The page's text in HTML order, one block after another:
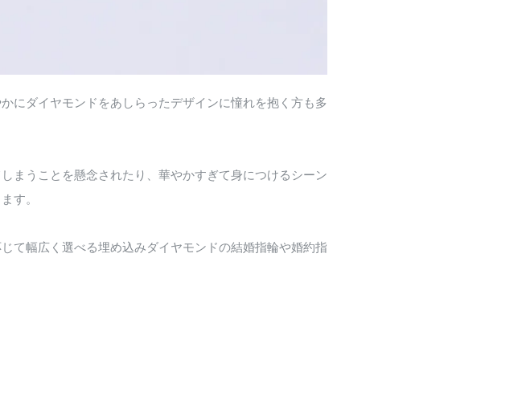
にダイヤモンドをあしらったデザインに憧れを抱く方も多
まうことを懸念されたり、華やかすぎて身につけるシーン
す。
て幅広く選べる埋め込みダイヤモンドの結婚指輪や婚約指